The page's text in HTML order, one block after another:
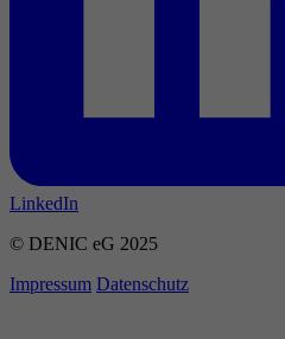
LinkedIn
© DENIC eG 2025
Impressum Datenschutz